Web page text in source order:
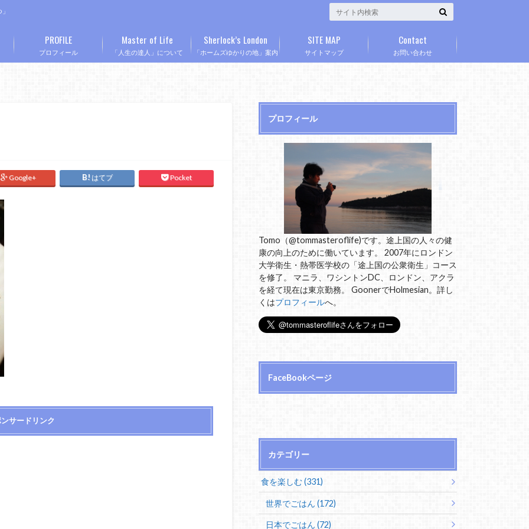
プロフィール
PROFILE
「人生の達人」について
Master of Life
「ホームズゆかりの地」案内
Sherlock’s London
サイトマップ
SITE MAP
お問い合わせ
Contact
Google+ はてブ Pocket
サードリンク
プロフィール
Tomo（@tommasteroflife)です。途上国の人々の健
康の向上のために働いています。 2007年にロンドン
大学衛生・熱帯医学校の「途上国の公衆衛生」コース
を修了。 マニラ、ワシントンDC、ロンドン、アクラ
を経て現在は東京勤務。 GoonerでHolmesian。詳し
くはプロフィールへ。
FaceBookページ
カテゴリー
食を楽しむ (331)
世界でごはん (172)
日本でごはん (72)